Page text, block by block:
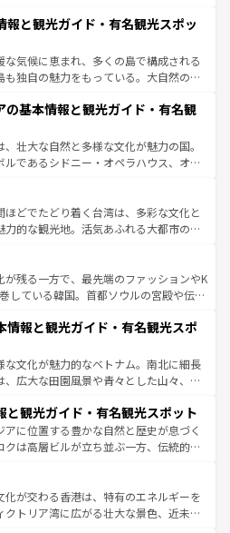
コンテンツ一覧を参照してほしい。
は、観光、ショッピング、エンターテイ
た刺激的なスポットだ。一方、アメリカ
広がり、グランドキャニオンやイエロー
といった絶景が堪能できる。さらに、南
者はアメリカの各地域で異なる魅力を楽
様性と豊かな歴史を感じることができ
ードトリップや列車の旅も、アメリカ
ルだ。 なお、新着のアメリカ
一覧 を参照してほしい。
報と観光ガイド・有名観光スポッ
な気候に恵まれ、多くの島で構成される
も独自の魅力をもっている。大自然の神
。また、定番の観光地といえばオアフ
を求めるならマウイ島やカウアイ島が
ドグリーンに輝く海をはじめ、豊かな
いている。「アロハスピリット」と呼ば
カルフードやハワイアンミュージッ
ダンスなど、すべてがハワイの魅力を彩
びに新しい発見と感動が待っているハ
の基本情報と観光ガイド・有名観
壮大な自然と多様な文化が魅力の国。
ルであるシドニー・オペラハウス、オー
央部にそびえるウルル（エアーズロッ
の美しい原生林やケアンズの熱帯雨林な
くさん。また、カフェやワイン、オージ
ィも充実しており、サーフィンやダイ
グなど、アウトドア好きにはたまらな
アの多彩な魅力を存分に味わいつくそ
ほどでたどり着く台湾は、多彩な文化と
力的な観光地。活気あふれる大都市の台
地帯である台湾東部など、都市の喧騒
共存しており、訪れる人に新しい発見と
くれる。また、奥深い台湾の食文化も魅
スイーツなど、バラエティ豊かな料理
が残る一方で、最先端のファッションやK
している韓国。首都ソウルの宮殿や伝統
せば四季折々の自然美を楽しむことが
ムチや焼肉、絶品のストリートフード
韓国料理が待っている。夜には、韓国な
イフも堪能できる。あたたかいホスピタ
わってみてほしい。 なお、新着の韓国情報はコンテンツ一
い。
情報と観光ガイド・有名観光スポ
な文化が魅力的なベトナム。南北に細長
、広大な田園風景や青々とした山々、世
伝統が息づく。ハノイの古い町並みやホ
ンス統治時代の建物も、独特の雰囲気を
また、バラエティの豊かさとおいしさで
ンミー、ベトナムコーヒーなどは、ぜ
い。どの地域を訪れてもあたたかい人々
くれるので、きっと忘れられない旅にな
と観光ガイド・有名観光スポット
アに位置する豊かな自然と歴史が息づく
クは高層ビルが立ち並ぶ一方、伝統的な
る。北部ではチェンマイなどの山岳地
い、南部ではプーケットやクラビの美し
ト気分を楽しむことができる。タイ料理
化が交わる香港は、特有のエネルギーを
クトリア湾に広がる壮大な景色、近未来